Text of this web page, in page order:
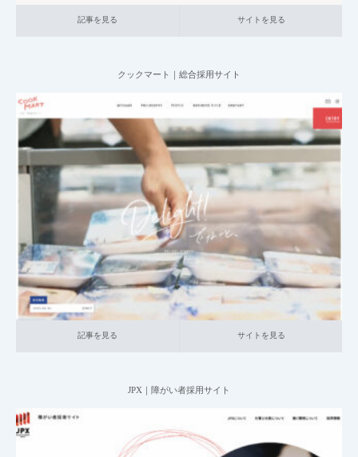
記事を見る サイトを見る
クックマート｜総合採用サイト
2025.07.09
004_総合採用サイト 023_小売・サービス関連 中小企業の採用サイト
本社が地方の企業
記事を見る サイトを見る
記事を見る サイトを見る
JPX｜障がい者採用サイト